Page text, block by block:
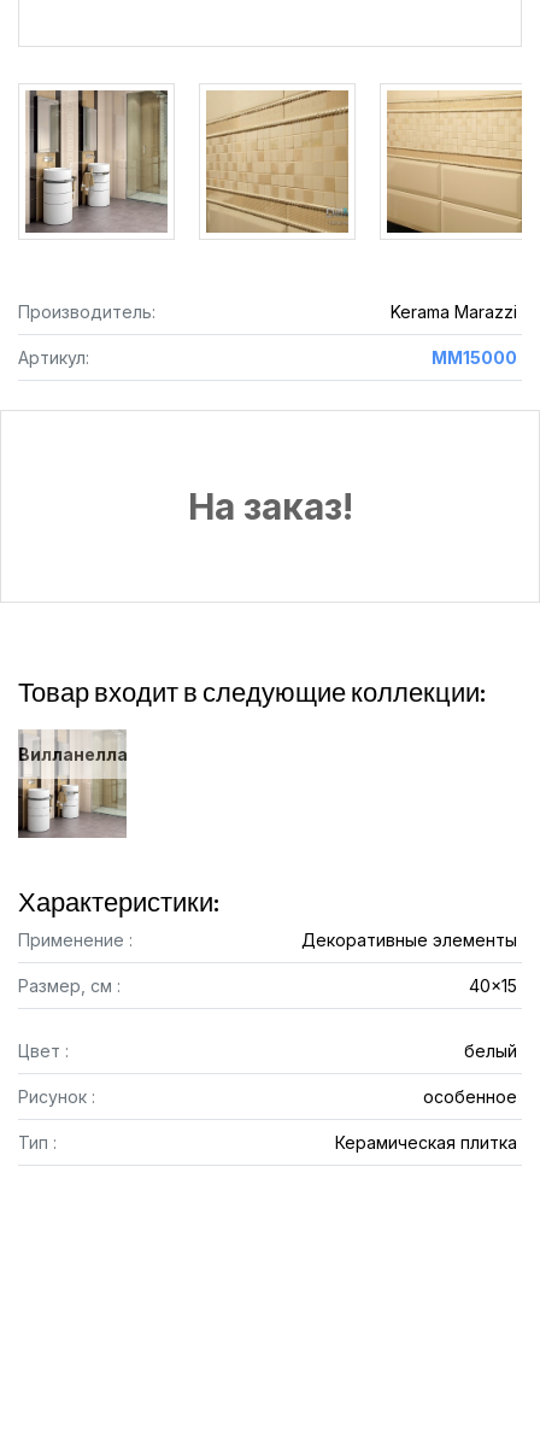
Производитель: Kerama Marazzi
Артикул: MM15000
На заказ!
Товар входит в следующие коллекции:
Вилланелла
Характеристики:
Применение : Декоративные элементы
Размер, см : 40x15
Цвет : белый
Рисунок : особенное
Тип : Керамическая плитка